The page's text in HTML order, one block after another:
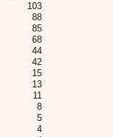
103
88
85
68
44
42
15
13
11
8
5
4